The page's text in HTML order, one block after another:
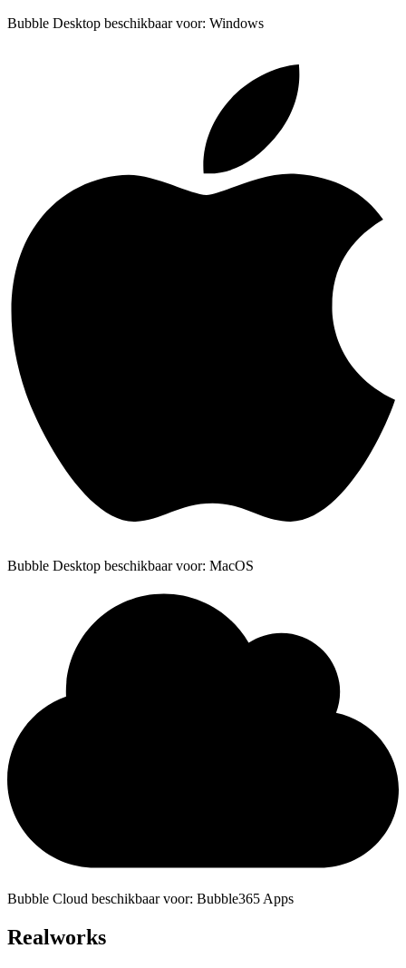
Bubble Desktop beschikbaar voor: Windows
Bubble Desktop beschikbaar voor: MacOS
Bubble Cloud beschikbaar voor: Bubble365 Apps
Realworks